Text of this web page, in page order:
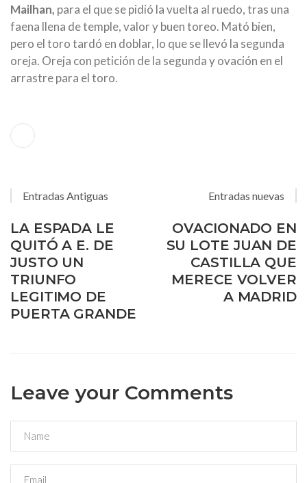
Mailhan, para el que se pidió la vuelta al ruedo, tras una
faena llena de temple, valor y buen toreo. Mató bien,
pero el toro tardó en doblar, lo que se llevó la segunda
oreja. Oreja con petición de la segunda y ovación en el
arrastre para el toro.
Entradas Antiguas
LA ESPADA LE
QUITÓ A E. DE
JUSTO UN
TRIUNFO
LEGITIMO DE
PUERTA GRANDE
Entradas nuevas
OVACIONADO EN
SU LOTE JUAN DE
CASTILLA QUE
MERECE VOLVER
A MADRID
Leave your Comments